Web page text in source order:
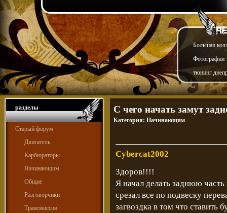
Большая
Фотографии
тюнинг
разделы
Старый форум
Двигатель
Карбюраторы
Начинающим
Общие
Разговорчики
Трансмиссия
С чего начать замут
Категория: Начинающим
Cybercat2002
Здоров!!!!
Я начал делать заднюю
срезал все по подвеску
загвоздка в том что ставить